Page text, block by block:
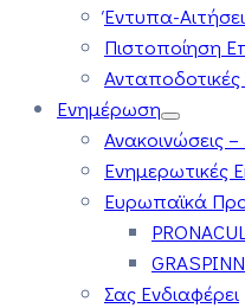
Έντυπα-
Πιστοποίηση
Ενημέρωση
Ανακοινώσεις
Ενημερωτικές
Ευρωπαϊκά
PRONACUL
Σας Ενδιαφέρει